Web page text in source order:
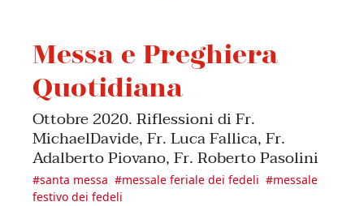
Messa e Preghiera
Quotidiana
Ottobre 2020. Riflessioni di Fr.
MichaelDavide, Fr. Luca Fallica, Fr.
Adalberto Piovano, Fr. Roberto Pasolini
#santa messa #messale feriale dei fedeli #messale
festivo dei fedeli